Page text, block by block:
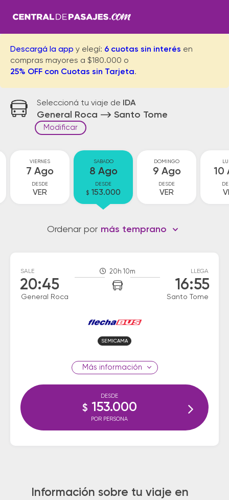
Descargá la app y elegí: 6 cuotas sin interés en
compras mayores a $180.000 o
25% OFF con Cuotas sin Tarjeta.
Seleccioná tu viaje de IDA
General Roca Santo Tome
Modificar
VIERNES
7 Ago
DESDE
VER
SABADO
8 Ago
DESDE
$ 153.000
DOMINGO
9 Ago
DESDE
VER
10
Ordenar por más temprano
SALE
20:45
General Roca
20h 10m LLEGA
16:55
Santo Tome
SEMICAMA
información
DESDE
$ 153.000
POR PERSONA
Información sobre tu viaje en